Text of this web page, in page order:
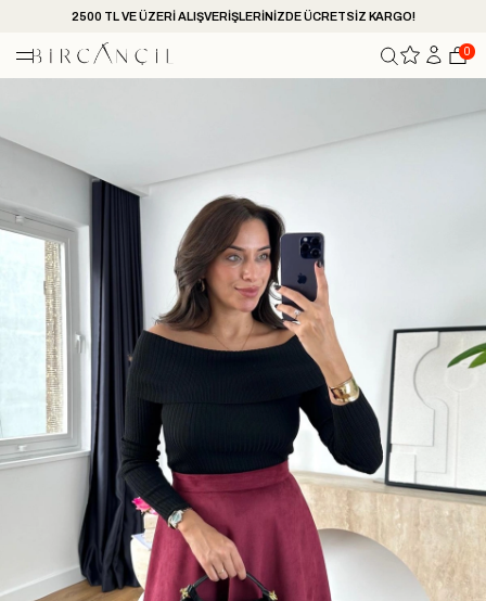
2500 TL VE ÜZERİ ALIŞVERİŞLERİNİZDE ÜCRETSİZ KARGO!
0